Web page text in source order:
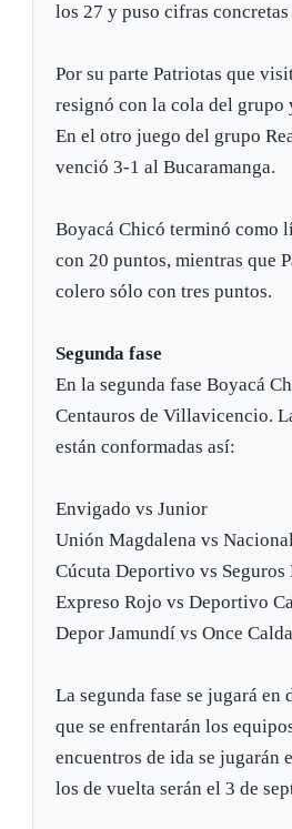
los 27 y puso cifras concretas
Por su parte Patriotas que
resignó con la cola del grupo
En el otro juego del grupo
venció 3-1 al Bucaramanga.
Boyacá Chicó terminó como
con 20 puntos, mientras que
colero sólo con tres puntos.
Segunda fase
En la segunda fase Boyacá
Centauros de Villavicencio.
están conformadas así:
Envigado vs Junior
Unión Magdalena vs
Cúcuta Deportivo vs Seguros
Expreso Rojo vs Deportivo
Depor Jamundí vs Once
La segunda fase se jugará en
que se enfrentarán los
encuentros de ida se jugarán
los de vuelta serán el 3 de